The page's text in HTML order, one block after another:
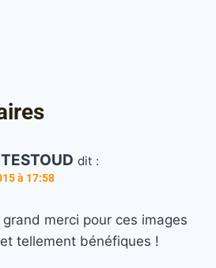
dit :
à 17:58
merci pour ces images
tellement bénéfiques !